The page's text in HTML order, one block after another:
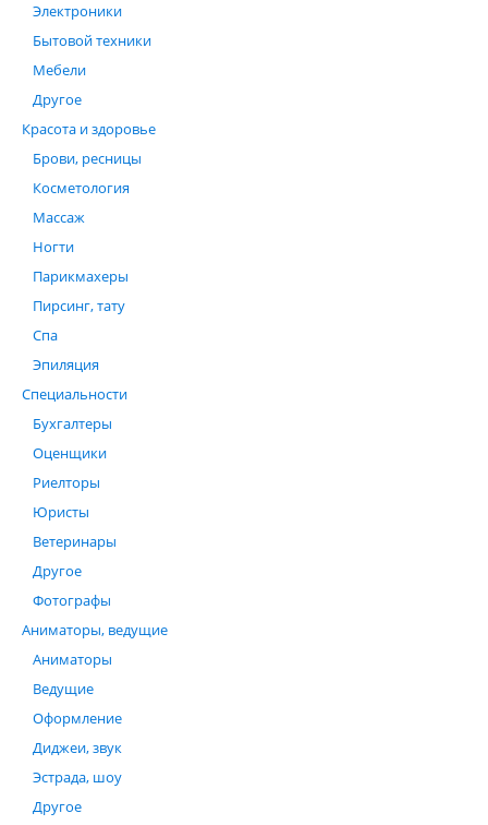
Электроники
Бытовой техники
Мебели
Другое
Красота и здоровье
Брови, ресницы
Косметология
Массаж
Ногти
Парикмахеры
Пирсинг, тату
Спа
Эпиляция
Специальности
Бухгалтеры
Оценщики
Риелторы
Юристы
Ветеринары
Другое
Фотографы
Аниматоры, ведущие
Аниматоры
Ведущие
Оформление
Диджеи, звук
Эстрада, шоу
Другое